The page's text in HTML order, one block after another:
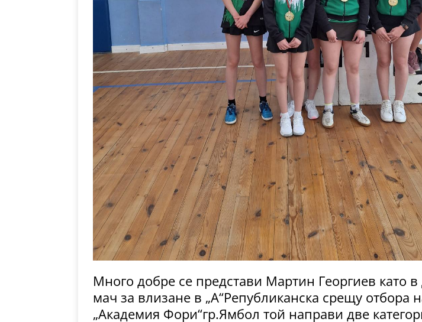
Много добре се представи Мартин Георгиев като в
мач за влизане в „А“Републиканска срещу отбора
„Академия Фори“гр.Ямбол той направи две